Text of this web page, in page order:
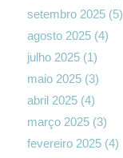
setembro 2025(5)
agosto 2025(4)
julho 2025(1)
maio 2025(3)
abril 2025(4)
março 2025(3)
fevereiro 2025(4)